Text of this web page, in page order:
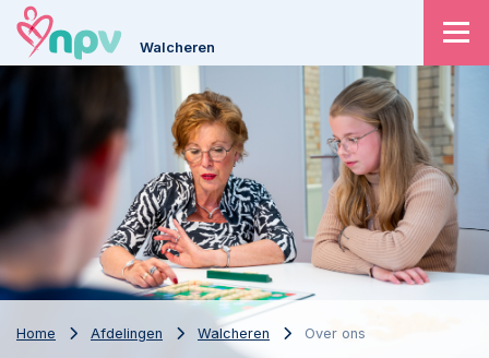
Walcheren
Home Afdelingen Walcheren Over ons